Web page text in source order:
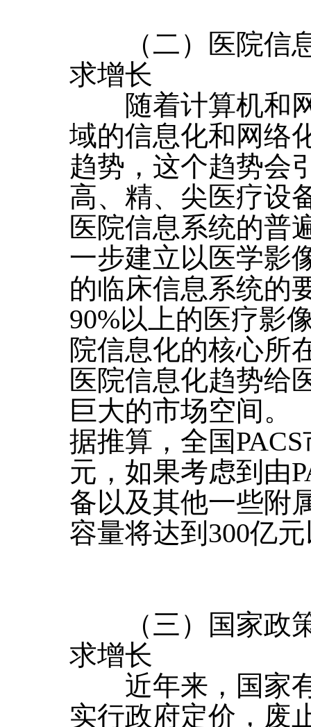
（二）医院信息
求增长
随着计算机和网
域的信息化和网络
趋势，这个趋势会
高、精、尖医疗设
医院信息系统的普
一步建立以医学影
的临床信息系统的
90%以上的医疗影
院信息化的核心所
医院信息化趋势给
巨大的市场空间。
据推算，全国
元，如果考虑到由
备以及其他一些附
容量将达到300亿
（三）国家政策
求增长
近年来，国家有
实行政府定价，废